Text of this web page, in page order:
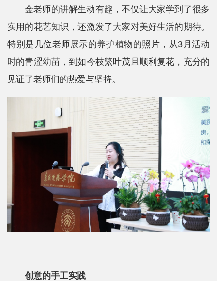
金老师的讲解生动有趣，不仅让大家学到了很多
实用的花艺知识，还激发了大家对美好生活的期待。
特别是几位老师展示的养护植物的照片，从3月活动
时的青涩幼苗，到如今枝繁叶茂且顺利复花，充分的
见证了老师们的热爱与坚持。
创意的手工实践